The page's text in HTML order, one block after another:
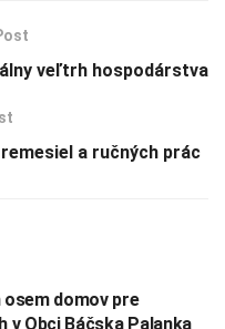
veľtrh hospodárstva
a ručných prác
osem domov pre
v Obci Báčska Palanka